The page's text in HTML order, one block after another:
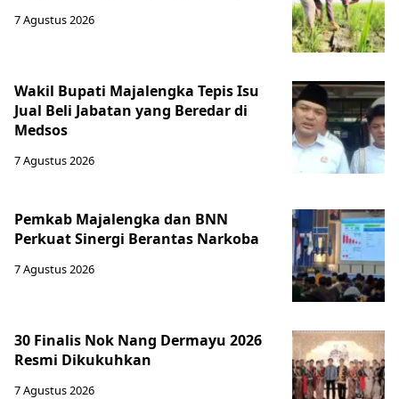
7 Agustus 2026
Wakil Bupati Majalengka Tepis Isu
Jual Beli Jabatan yang Beredar di
Medsos
7 Agustus 2026
Pemkab Majalengka dan BNN
Perkuat Sinergi Berantas Narkoba
7 Agustus 2026
30 Finalis Nok Nang Dermayu 2026
Resmi Dikukuhkan
7 Agustus 2026